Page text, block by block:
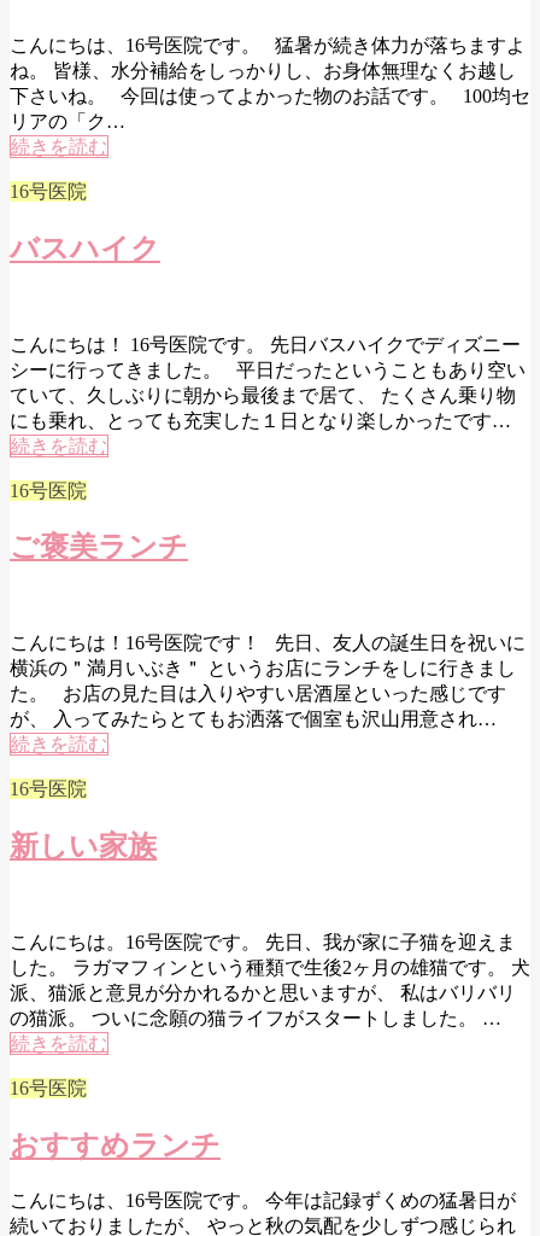
こんにちは、16号医院です。 猛暑が続き体力が落ちますよ
ね。 皆様、水分補給をしっかりし、お身体無理なくお越し
下さいね。 今回は使ってよかった物のお話です。 100均セ
リアの「ク…
続きを読む
16号医院
バスハイク
こんにちは！ 16号医院です。 先日バスハイクでディズニー
シーに行ってきました。 平日だったということもあり空い
ていて、久しぶりに朝から最後まで居て、 たくさん乗り物
にも乗れ、とっても充実した１日となり楽しかったです…
続きを読む
16号医院
ご褒美ランチ
こんにちは！16号医院です！ 先日、友人の誕生日を祝いに
横浜の＂満月いぶき＂ というお店にランチをしに行きまし
た。 お店の見た目は入りやすい居酒屋といった感じです
が、 入ってみたらとてもお洒落で個室も沢山用意され…
続きを読む
16号医院
新しい家族
こんにちは。16号医院です。 先日、我が家に子猫を迎えま
した。 ラガマフィンという種類で生後2ヶ月の雄猫です。 犬
派、猫派と意見が分かれるかと思いますが、 私はバリバリ
の猫派。 ついに念願の猫ライフがスタートしました。 …
続きを読む
16号医院
おすすめランチ
こんにちは、16号医院です。 今年は記録ずくめの猛暑日が
続いておりましたが、 やっと秋の気配を少しずつ感じられ